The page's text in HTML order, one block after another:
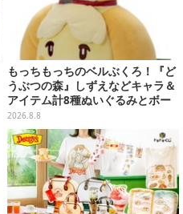
もっちもっちのベルぶくろ！『ど
うぶつの森』しずえなどキャラ＆
アイテム計8種ぬいぐるみとボー
ルチェーン付きマスコットが発売
2026.8.8